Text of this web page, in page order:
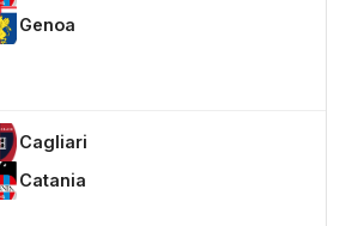
Genoa
Cagliari
Catania